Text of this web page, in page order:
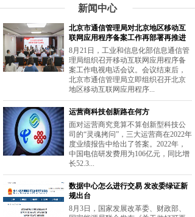
新闻中心
北京市通信管理局对北京地区移动互
联网应用程序备案工作再部署再推进
8月21日，工业和信息化部信息通信管
理局组织召开移动互联网应用程序备
案工作电视电话会议。会议结束后，
北京市通信管理局立即组织召开北京
地区移动互联网应用程序...
运营商科技创新路在何方
面对运营商究竟算不算创新型科技公
司的“灵魂拷问”，三大运营商在2022年
度业绩报告中给出了答案。2022年，
中国电信研发费用为106亿元，同比增
长52.3...
数据中心怎么进行交易 发改委绿证新
规出台
8月3日，国家发展改革委、财政部、